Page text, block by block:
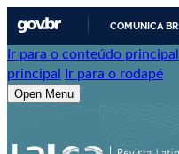
COMUNICA BR
Ir para o conteúdo principal
principal Ir para o rodapé
Open Menu